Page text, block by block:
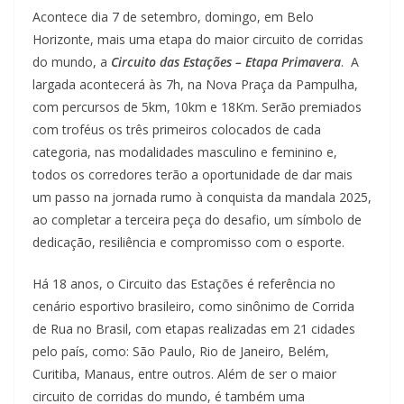
Acontece dia 7 de setembro, domingo, em Belo
Horizonte, mais uma etapa do maior circuito de corridas
do mundo, a Circuito das Estações – Etapa Primavera. A
largada acontecerá às 7h, na Nova Praça da Pampulha,
com percursos de 5km, 10km e 18Km. Serão premiados
com troféus os três primeiros colocados de cada
categoria, nas modalidades masculino e feminino e,
todos os corredores terão a oportunidade de dar mais
um passo na jornada rumo à conquista da mandala 2025,
ao completar a terceira peça do desafio, um símbolo de
dedicação, resiliência e compromisso com o esporte.
Há 18 anos, o Circuito das Estações é referência no
cenário esportivo brasileiro, como sinônimo de Corrida
de Rua no Brasil, com etapas realizadas em 21 cidades
pelo país, como: São Paulo, Rio de Janeiro, Belém,
Curitiba, Manaus, entre outros. Além de ser o maior
circuito de corridas do mundo, é também uma